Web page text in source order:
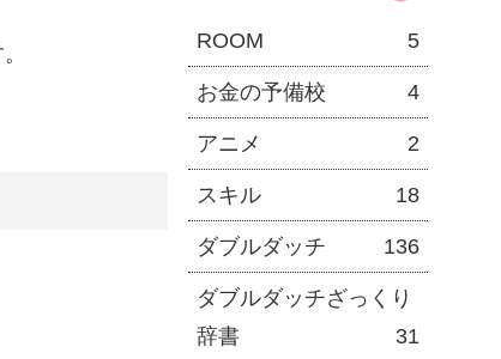
ROOM 5
お金の予備校 4
アニメ 2
スキル 18
ダブルダッチ 136
ダブルダッチざっくり
辞書
31